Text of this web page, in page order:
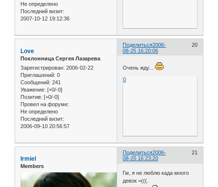
Не определено
Последний визит:
2007-10-12 19:12:36
Поделиться 20
2006-
08-25 16:20:06
Love
Поклонница Сергея Лазарева
Зарегистрирован: 2006-02-22
Приглашений: 0
Сообщений: 241
Уважение: [+0/-0]
Позитив: [+0/-0]
Провел на форуме:
Не определено
Последний визит:
2006-09-10 20:56:57
Очень жду...
0
Поделиться 21
2006-
08-25 16:23:20
Irmiel
Members
Гм, я не люблю када много
девок =(((.